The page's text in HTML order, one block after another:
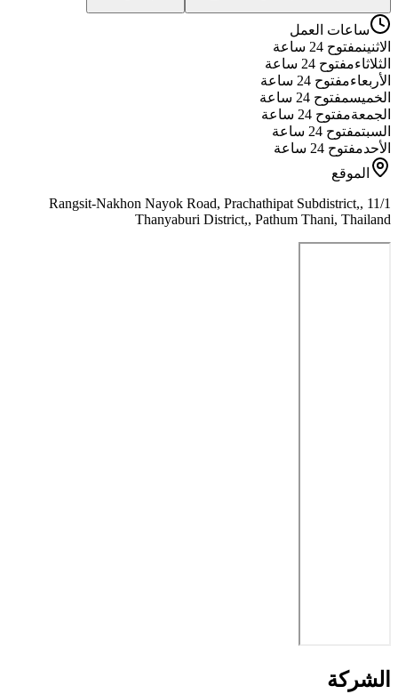
ساعات العمل
الاثنينمفتوح 24 ساعة
الثلاثاءمفتوح 24 ساعة
الأربعاءمفتوح 24 ساعة
الخميسمفتوح 24 ساعة
الجمعةمفتوح 24 ساعة
السبتمفتوح 24 ساعة
الأحدمفتوح 24 ساعة
الموقع
11/1 Rangsit-Nakhon Nayok Road, Prachathipat Subdistrict,,
Thanyaburi District,, Pathum Thani, Thailand
الشركة